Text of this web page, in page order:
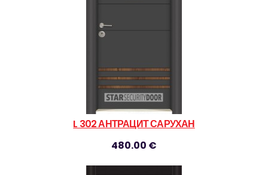
L 302 АНТРАЦИТ САРУХАН
480.00 €